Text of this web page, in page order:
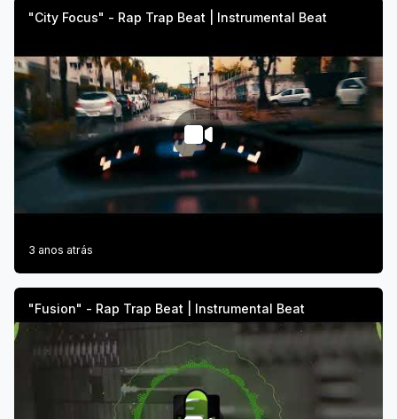
"City Focus" - Rap Trap Beat | Instrumental Beat
3 anos atrás
"Fusion" - Rap Trap Beat | Instrumental Beat